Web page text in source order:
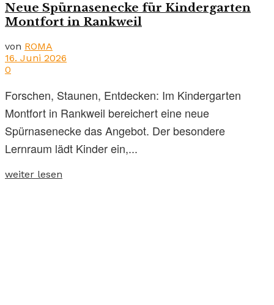
Neue Spürnasenecke für Kindergarten
Montfort in Rankweil
von ROMA
16. Juni 2026
0
Forschen, Staunen, Entdecken: Im Kindergarten
Montfort in Rankweil bereichert eine neue
Spürnasenecke das Angebot. Der besondere
Lernraum lädt Kinder ein,...
weiter lesen